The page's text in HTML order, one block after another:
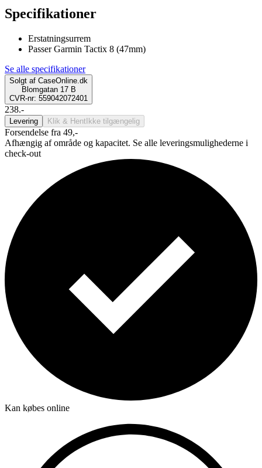
Specifikationer
Erstatningsurrem
Passer Garmin Tactix 8 (47mm)
Se alle specifikationer
Solgt af CaseOnline.dk
Blomgatan 17 B
CVR-nr: 559042072401
238.-
Levering Klik & Hent Ikke tilgængelig
Forsendelse fra 49,-
Afhængig af område og kapacitet. Se alle leveringsmulighederne i
check-out
Kan købes online